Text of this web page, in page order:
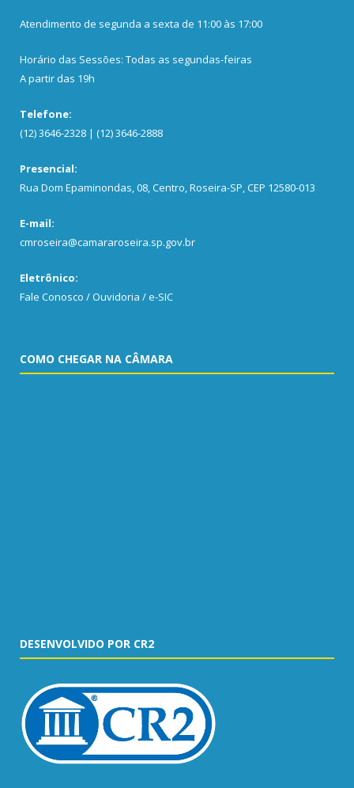
Atendimento de segunda a sexta de 11:00 às 17:00
Horário das Sessões: Todas as segundas-feiras
A partir das 19h
Telefone:
(12) 3646-2328 | (12) 3646-2888
Presencial:
Rua Dom Epaminondas, 08, Centro, Roseira-SP, CEP 12580-013
E-mail:
cmroseira@camararoseira.sp.gov.br
Eletrônico:
Fale Conosco / Ouvidoria / e-SIC
COMO CHEGAR NA CÂMARA
DESENVOLVIDO POR CR2